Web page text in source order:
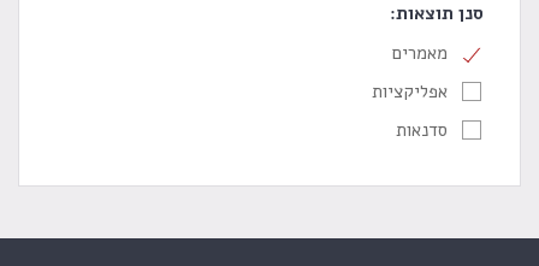
סנן תוצאות:
מאמרים
אפליקציות
סדנאות